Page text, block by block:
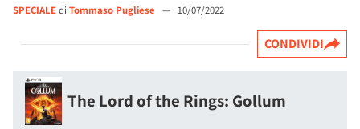
SPECIALEdi Tommaso Pugliese — 10/07/2022
CONDIVIDI
The Lord of the Rings: Gollum